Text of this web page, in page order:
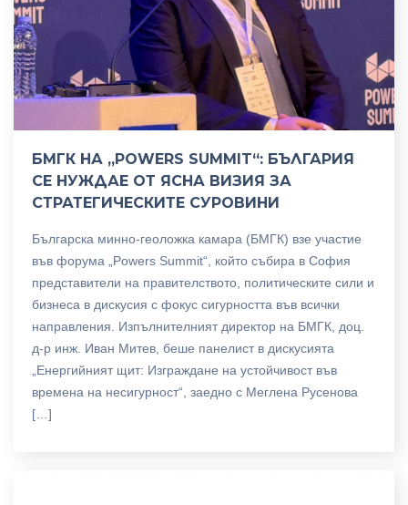
БМГК НА „POWERS SUMMIT“: БЪЛГАРИЯ
СЕ НУЖДАЕ ОТ ЯСНА ВИЗИЯ ЗА
СТРАТЕГИЧЕСКИТЕ СУРОВИНИ
Българска минно-геоложка камара (БМГК) взе участие
във форума „Powers Summit“, който събира в София
представители на правителството, политическите сили и
бизнеса в дискусия с фокус сигурността във всички
направления. Изпълнителният директор на БМГК, доц.
д-р инж. Иван Митев, беше панелист в дискусията
„Енергийният щит: Изграждане на устойчивост във
времена на несигурност“, заедно с Меглена Русенова
[…]